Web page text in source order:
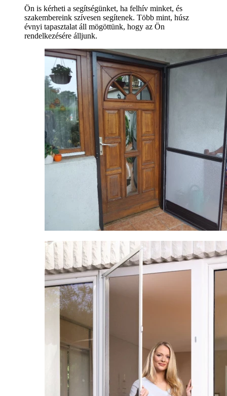
Ön is kérheti a segítségünket, ha felhív minket, és
szakembereink szívesen segítenek. Több mint, húsz
évnyi tapasztalat áll mögöttünk, hogy az Ön
rendelkezésére álljunk.